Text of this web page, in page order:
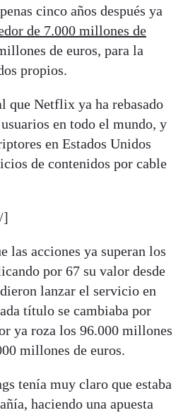
cinco años después ya
de 7.000 millones de
de euros, para la
propios.
que Netflix ya ha rebasado
en todo el mundo, y
en Estados Unidos
de contenidos por cable
]
las acciones ya superan los
por 67 su valor desde
lanzar el servicio en
título se cambiaba por
ya roza los 96.000 millones
millones de euros.
tenía muy claro que estaba
haciendo una apuesta